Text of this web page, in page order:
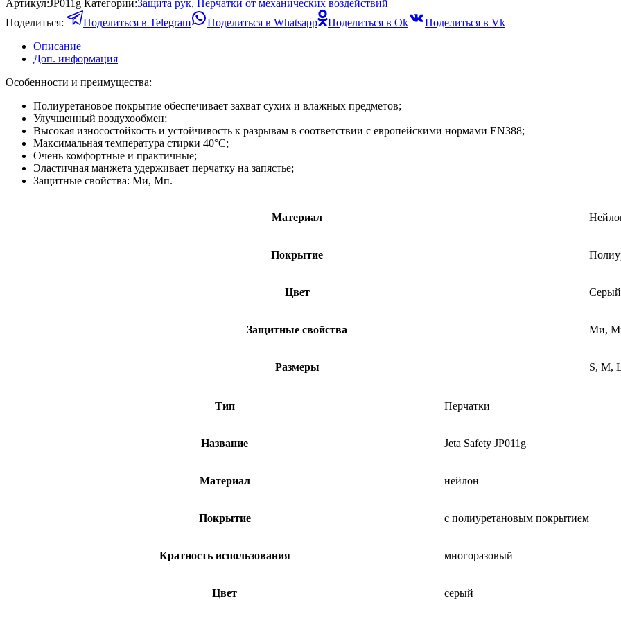
Артикул:JP011g Категории:Защита рук, Перчатки от механических воздействий
Поделиться:
Поделиться в Telegram Поделиться в Whatsapp Поделиться в Ok
Поделиться в Vk
Описание
Доп. информация
Особенности и преимущества:
Полиуретановое покрытие обеспечивает захват сухих и влажных предметов;
Улучшенный воздухообмен;
Высокая износостойкость и устойчивость к разрывам в соответствии с европейскими нормами EN388;
Максимальная температура стирки 40°C;
Очень комфортные и практичные;
Эластичная манжета удерживает перчатку на запястье;
Защитные свойства: Ми, Мп.
Материал
Покрытие
Цвет Серый
Защитные свойства Ми,
Размеры S, M,
Тип Перчатки
Название Jeta Safety JP011g
Материал нейлон
Покрытие с полиуретановым покрытием
Кратность использования многоразовый
Цвет серый